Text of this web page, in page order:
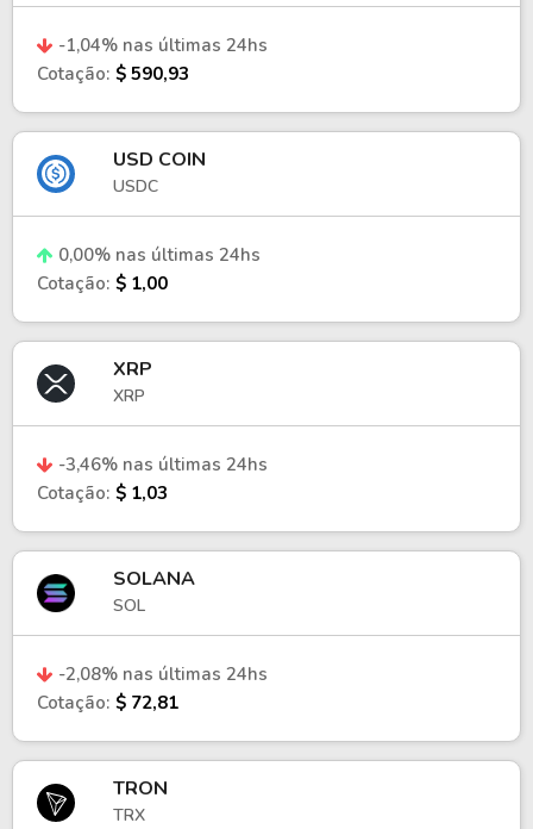
-1,04% nas últimas 24hs
Cotação: $ 590,93
USD COIN
USDC
0,00% nas últimas 24hs
Cotação: $ 1,00
XRP
XRP
-3,46% nas últimas 24hs
Cotação: $ 1,03
SOLANA
SOL
-2,08% nas últimas 24hs
Cotação: $ 72,81
TRON
TRX